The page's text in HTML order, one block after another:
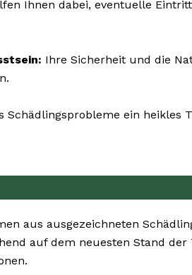
Ihnen dabei, eventuelle
Ihre Sicherheit und die
Schädlingsprobleme ein heikles
aus ausgezeichneten
auf dem neuesten Stand